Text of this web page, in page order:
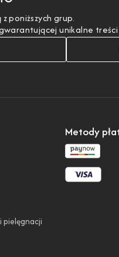
poniższych grup.
unikalne treści
pielęgnacji
Metody